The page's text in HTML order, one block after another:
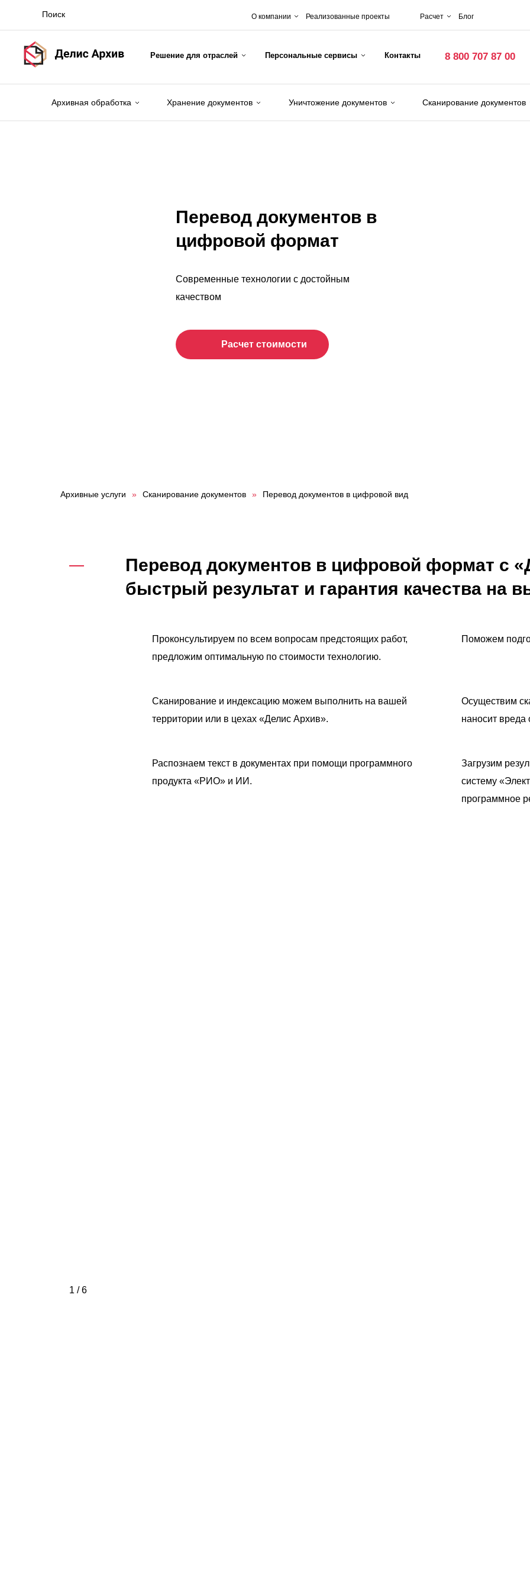
О компании Реализованные проекты Расчет Блог
Решение для отраслей Персональные сервисы Контакты 8 800 707 87 00
Архивная обработка Хранение документов Уничтожение документов Сканирование документов
Перевод документов в
цифровой формат
Современные технологии с достойным
качеством
Расчет стоимости
Архивные услуги » Сканирование документов » Перевод документов в цифровой вид
Перевод документов в цифровой формат с
быстрый результат и гарантия качества на
Проконсультируем по всем вопросам предстоящих работ,
предложим оптимальную по стоимости технологию.
Поможем
Сканирование и индексацию можем выполнить на вашей
территории или в цехах «Делис Архив».
Осуществим
наносит вреда
Распознаем текст в документах при помощи программного
продукта «РИО» и ИИ.
Загрузим
систему
программное
1 / 6